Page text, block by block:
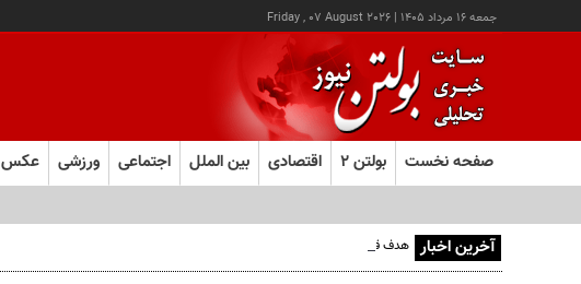
جمعه ۱۶ مرداد ۱۴۰۵ |
Friday , 07 August 2026
صفحه نخست بولتن ۲ اقتصادی بین الملل اجتماعی ورزشی عکس
آخرین اخبار هدف قرار گرفتن اتاق‌ فرماندهی مزدوران عربستان در یمن